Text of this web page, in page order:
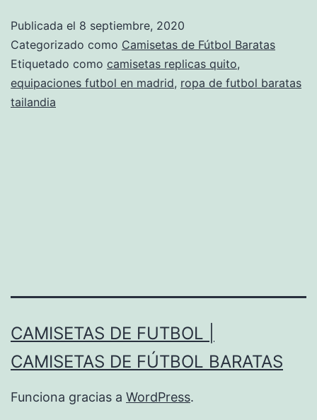
Publicada el 8 septiembre, 2020
Categorizado como Camisetas de Fútbol Baratas
Etiquetado como camisetas replicas quito,
equipaciones futbol en madrid, ropa de futbol baratas
tailandia
CAMISETAS DE FUTBOL |
CAMISETAS DE FÚTBOL BARATAS
Funciona gracias a WordPress.